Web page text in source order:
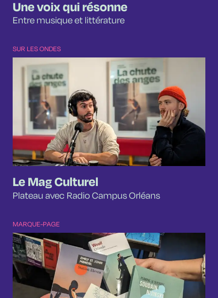
Une voix qui résonne
Entre musique et littérature
SUR LES ONDES
Le Mag Culturel
Plateau avec Radio Campus Orléans
MARQUE-PAGE